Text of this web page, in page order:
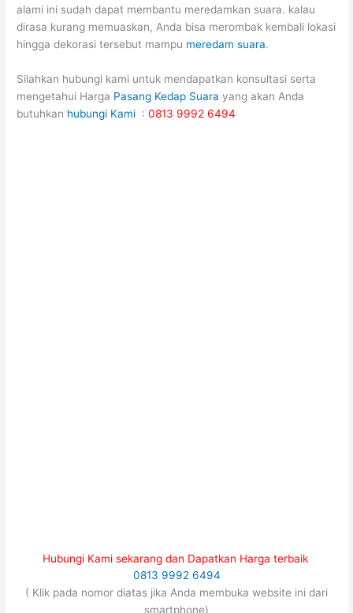
alami ini sudah dapat membantu meredamkan suara. kalau
dirasa kurang memuaskan, Anda bisa merombak kembali lokasi
hingga dekorasi tersebut mampu meredam suara.
Silahkan hubungi kami untuk mendapatkan konsultasi serta
mengetahui Harga Pasang Kedap Suara yang akan Anda
butuhkan hubungi Kami :0813 9992 6494
Hubungi Kami sekarang dan Dapatkan Harga terbaik
0813 9992 6494
( Klik pada nomor diatas jika Anda membuka website ini dari
smartphone)